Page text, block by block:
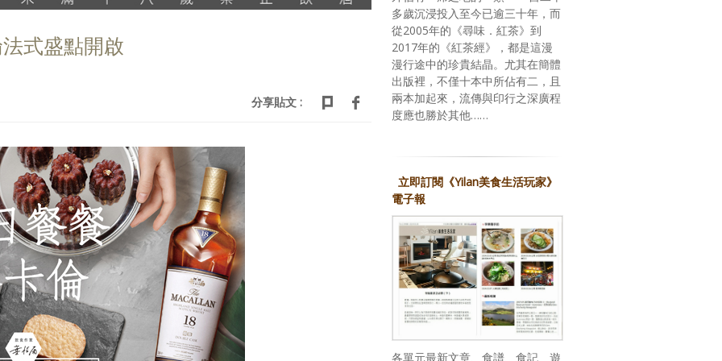
式盛點開啟
分享貼文 :
多歲沉浸投入至今已逾三十年，而
從2005年的《尋味．紅茶》到
2017年的《紅茶經》，都是這漫
漫行途中的珍貴結晶。尤其在簡體
出版裡，不僅十本中所佔有二，且
兩本加起來，流傳與印行之深廣程
度應也勝於其他……
立即訂閱《Yilan美食生活玩家》
電子報
各單元最新文章、食譜、食記、遊